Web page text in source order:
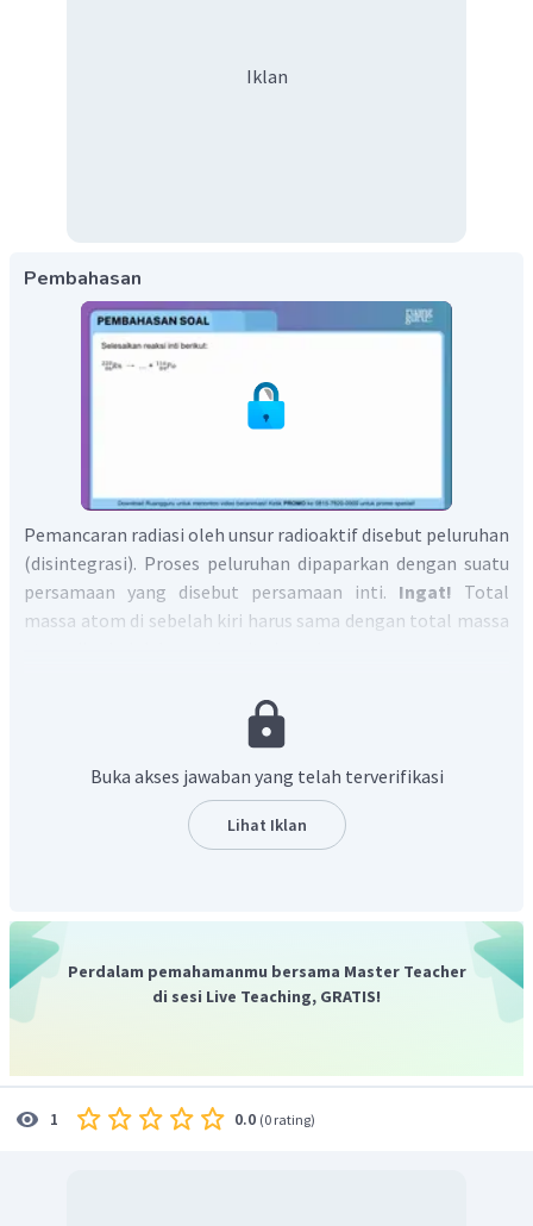
Iklan
Pembahasan
Pemancaran radiasi oleh unsur radioaktif disebut peluruhan
(disintegrasi). Proses peluruhan dipaparkan dengan suatu
persamaan yang disebut persamaan inti. Ingat! Total
massa atom di sebelah kiri harus sama dengan total massa
Jadi, reaksi inti tersebut adalah
Buka akses jawaban yang telah terverifikasi
Lihat Iklan
Perdalam pemahamanmu bersama Master Teacher
di sesi Live Teaching, GRATIS!
1 0.0 (0 rating)